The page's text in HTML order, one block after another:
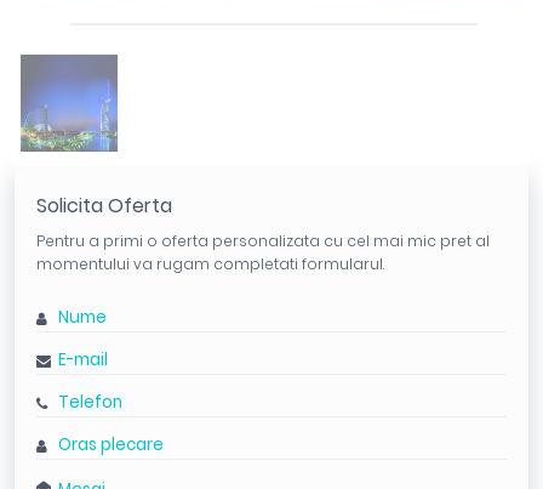
Solicita Oferta
Pentru a primi o oferta personalizata cu cel mai mic pret al
momentului va rugam completati formularul.